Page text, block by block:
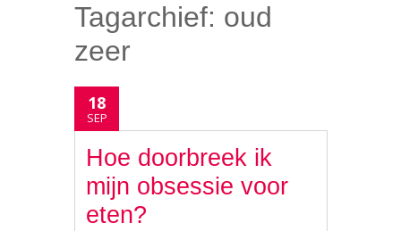
Tagarchief: oud
zeer
18
SEP
Hoe doorbreek ik
mijn obsessie voor
eten?